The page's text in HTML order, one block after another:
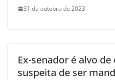
31 de outubro de 2023
Ex-senador é alvo
suspeita de ser